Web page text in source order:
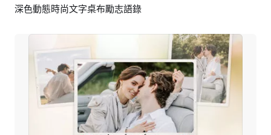
預覽
深色動態時尚文字桌布勵志語錄